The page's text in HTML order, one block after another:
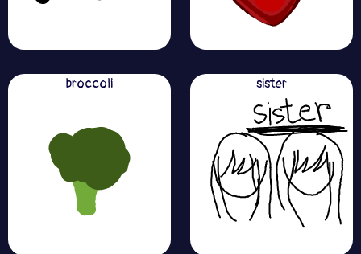
broccoli sister